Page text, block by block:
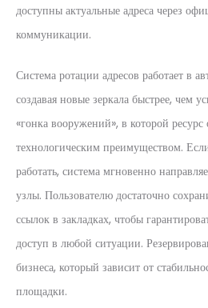
доступны актуальные адреса через
коммуникации.
Система ротации адресов работает в
создавая новые зеркала быстрее, чем
«гонка вооружений», в которой ресурс
технологическим преимуществом.
работать, система мгновенно
узлы. Пользователю достаточно
ссылок в закладках, чтобы
доступ в любой ситуации.
бизнеса, который зависит от
площадки.